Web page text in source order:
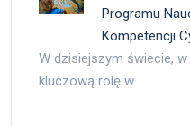
Programu
Kompetencji
W dzisiejszym świecie,
kluczową rolę w …